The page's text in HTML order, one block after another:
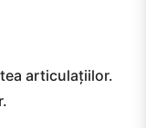
articulațiilor.